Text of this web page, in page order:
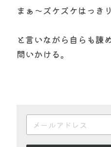
まぁ〜ズケズケはっき
と言いながら自らも諌
問いかける。